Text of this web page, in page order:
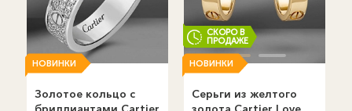
НОВИНКИ
Золотое кольцо с
СКОРО В
ПРОДАЖЕ
НОВИНКИ
Серьги из желтого